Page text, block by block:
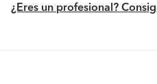
¿Eres un profesional?